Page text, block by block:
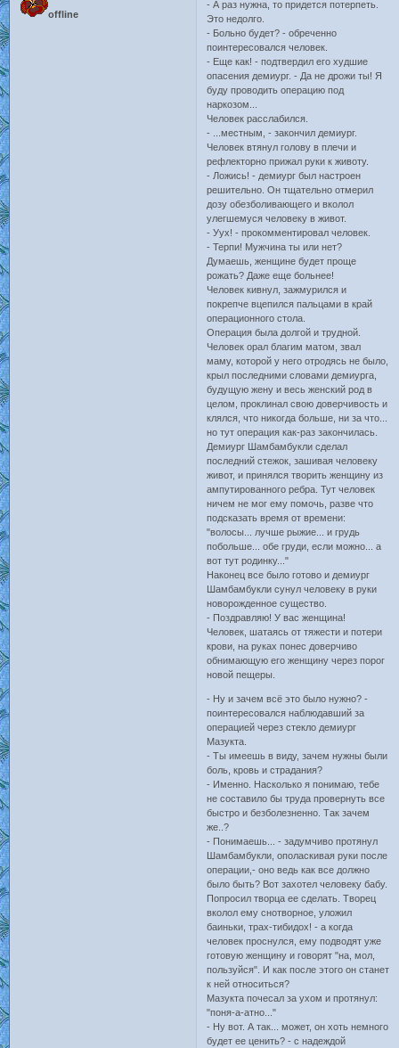
offline
- А раз нужна, то придется потерпеть.
Это недолго.
- Больно будет? - обреченно
поинтересовался человек.
- Еще как! - подтвердил его худшие
опасения демиург. - Да не дрожи ты! Я
буду проводить операцию под
наркозом...
Человек расслабился.
- ...местным, - закончил демиург.
Человек втянул голову в плечи и
рефлекторно прижал руки к животу.
- Ложись! - демиург был настроен
решительно. Он тщательно отмерил
дозу обезболивающего и вколол
улегшемуся человеку в живот.
- Уух! - прокомментировал человек.
- Терпи! Мужчина ты или нет?
Думаешь, женщине будет проще
рожать? Даже еще больнее!
Человек кивнул, зажмурился и
покрепче вцепился пальцами в край
операционного стола.
Операция была долгой и трудной.
Человек орал благим матом, звал
маму, которой у него отродясь не было,
крыл последними словами демиурга,
будущую жену и весь женский род в
целом, проклинал свою доверчивость и
клялся, что никогда больше, ни за что...
но тут операция как-раз закончилась.
Демиург Шамбамбукли сделал
последний стежок, зашивая человеку
живот, и принялся творить женщину из
ампутированного ребра. Тут человек
ничем не мог ему помочь, разве что
подсказать время от времени:
"волосы... лучше рыжие... и грудь
побольше... обе груди, если можно... а
вот тут родинку..."
Наконец все было готово и демиург
Шамбамбукли сунул человеку в руки
новорожденное существо.
- Поздравляю! У вас женщина!
Человек, шатаясь от тяжести и потери
крови, на руках понес доверчиво
обнимающую его женщину через порог
новой пещеры.
- Ну и зачем всё это было нужно? -
поинтересовался наблюдавший за
операцией через стекло демиург
Мазукта.
- Ты имеешь в виду, зачем нужны были
боль, кровь и страдания?
- Именно. Насколько я понимаю, тебе
не составило бы труда провернуть все
быстро и безболезненно. Так зачем
же..?
- Понимаешь... - задумчиво протянул
Шамбамбукли, ополаскивая руки после
операции,- оно ведь как все должно
было быть? Вот захотел человеку бабу.
Попросил творца ее сделать. Творец
вколол ему снотворное, уложил
баиньки, трах-тибидох! - а когда
человек проснулся, ему подводят уже
готовую женщину и говорят "на, мол,
пользуйся". И как после этого он станет
к ней относиться?
Мазукта почесал за ухом и протянул:
"поня-а-атно..."
- Ну вот. А так... может, он хоть немного
будет ее ценить? - с надеждой